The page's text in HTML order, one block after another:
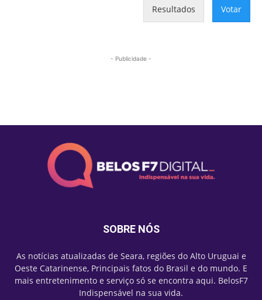
Resultados Votar
- Publicidade -
SOBRE NÓS
As notícias atualizadas de Seara, regiões do Alto Uruguai e
Oeste Catarinense, Principais fatos do Brasil e do mundo. E
mais entretenimento e serviço só se encontra aqui. BelosF7
Indispensável na sua vida.